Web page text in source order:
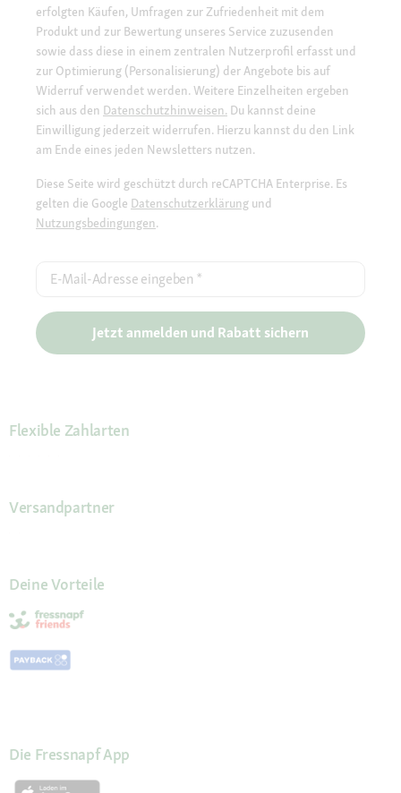
erfolgten Käufen, Umfragen zur Zufriedenheit mit dem
Produkt und zur Bewertung unseres Service zuzusenden
sowie dass diese in einem zentralen Nutzerprofil erfasst und
zur Optimierung (Personalisierung) der Angebote bis auf
Widerruf verwendet werden. Weitere Einzelheiten ergeben
sich aus den Datenschutzhinweisen. Du kannst deine
Einwilligung jederzeit widerrufen. Hierzu kannst du den Link
am Ende eines jeden Newsletters nutzen.
Diese Seite wird geschützt durch reCAPTCHA Enterprise. Es
gelten die Google Datenschutzerklärung und
Nutzungsbedingungen.
E-Mail-Adresse eingeben *
Jetzt anmelden und Rabatt sichern
Flexible Zahlarten
Versandpartner
Deine Vorteile
Die Fressnapf App